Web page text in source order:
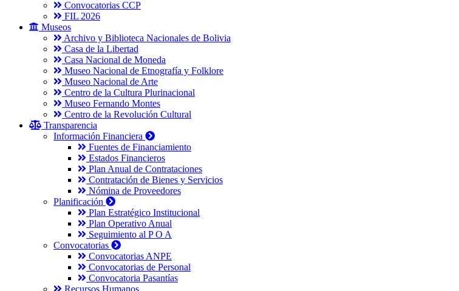
Convocatorias CCP
FIL 2026
Museos
Archivo y Biblioteca Nacionales de Bolivia
Casa de la Libertad
Casa Nacional de Moneda
Museo Nacional de Etnografía y Folklore
Museo Nacional de Arte
Centro de la Cultura Plurinacional
Museo Fernando Montes
Centro de la Revolución Cultural
Transparencia
Información Financiera
Fuentes de Financiamiento
Estados Financieros
Plan Anual de Contrataciones
Contratación de Bienes y Servicios
Nómina de Proveedores
Planificación
Plan Estratégico Institucional
Plan Operativo Anual
Seguimiento al P O A
Convocatorias
Convocatorias ANPE
Convocatorias de Personal
Convocatoria Pasantías
Recursos Humanos